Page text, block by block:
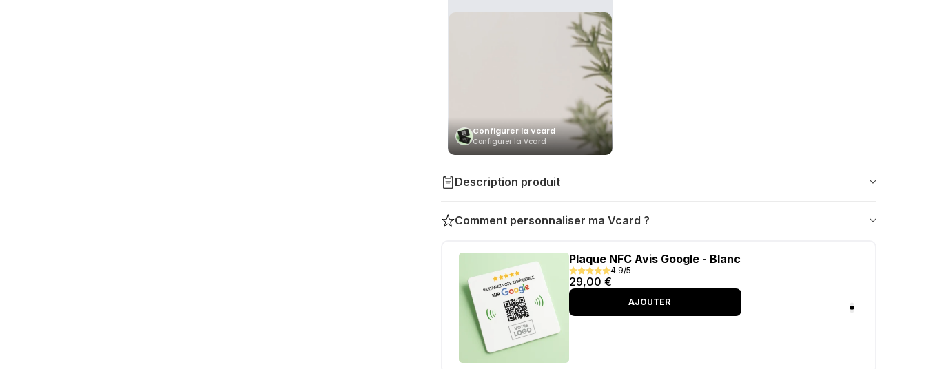
Description produit
Ultra-rapide : un simple geste suffit pour envoyer vos informations,
sans perte de temps ni effort.
Comment personnaliser ma Vcard ?
Plaque NFC Avis Google - Blanc
4.9/5
29,00 €
AJOUTER